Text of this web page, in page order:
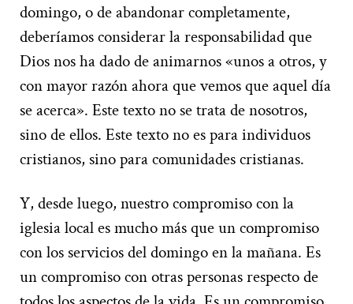
domingo, o de abandonar completamente,
deberíamos considerar la responsabilidad que
Dios nos ha dado de animarnos «unos a otros, y
con mayor razón ahora que vemos que aquel día
se acerca». Este texto no se trata de nosotros,
sino de ellos. Este texto no es para individuos
cristianos, sino para comunidades cristianas.
Y, desde luego, nuestro compromiso con la
iglesia local es mucho más que un compromiso
con los servicios del domingo en la mañana. Es
un compromiso con otras personas respecto de